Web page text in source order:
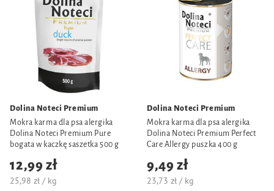
Dolina Noteci Premium
Mokra karma dla psa alergika
Dolina Noteci Premium Pure
bogata w kaczkę saszetka 500 g
12,99 zł
25,98 zł / kg
Dolina Noteci Premium
Mokra karma dla psa alergika
Dolina Noteci Premium Perfect
Care Allergy puszka 400 g
9,49 zł
23,73 zł / kg